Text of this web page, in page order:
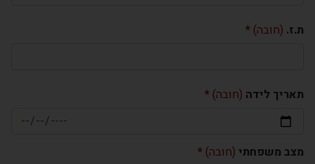
ת.ז. (חובה)
תאריך לידה (חובה)
מצב משפחתי (חובה)